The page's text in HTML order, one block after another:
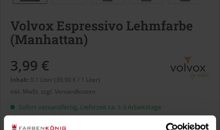
Volvox Espressivo Lehmfarbe
(Manhattan)
3,99 €
Inhalt: 0.1 Liter (39,90 € / 1 Liter)
inkl. MwSt. zzgl. Versandkosten
Sofort versandfertig, Lieferzeit ca. 1-3 Arbeitstage
Liter: